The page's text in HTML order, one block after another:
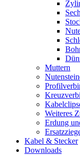
Muttern
Weiteres
Erdung
Kabel & Stecker
Downloads